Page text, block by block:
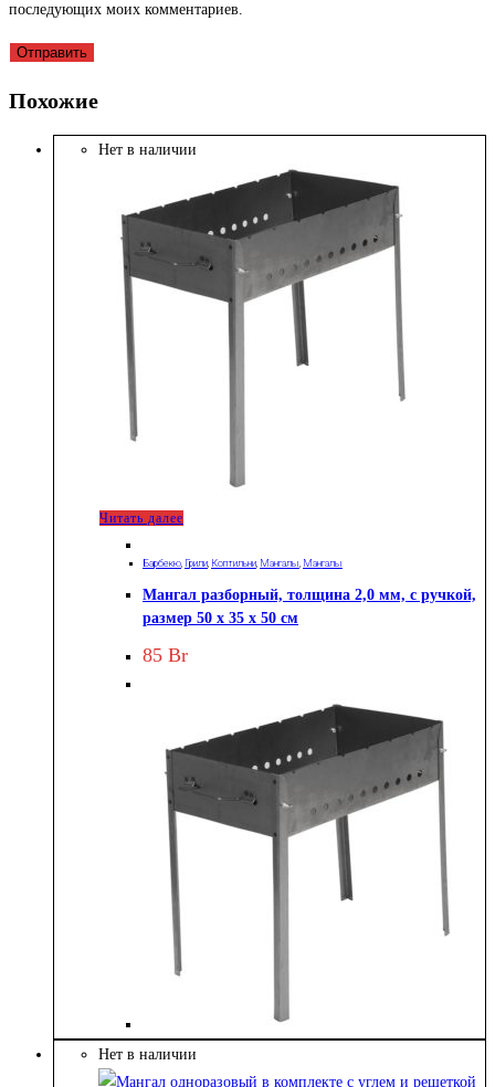
последующих моих комментариев.
Похожие
Нет в наличии
Читать далее
Барбекю Грили Коптильни Мангалы Мангалы
Мангал разборный, толщина 2,0 мм, с ручкой,
размер 50 х 35 х 50 см
85 Br
Нет в наличии